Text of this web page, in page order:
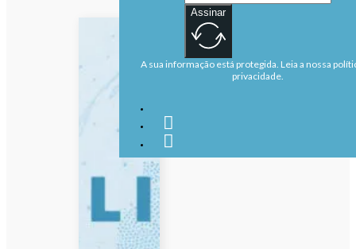
Assinar
A sua informação está protegida. Leia a nossa
privacidade.